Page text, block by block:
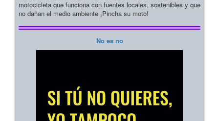
motocicleta que funciona con fuentes locales, sostenibles y que
no dañan el medio ambiente ¡Pincha su moto!
No es no